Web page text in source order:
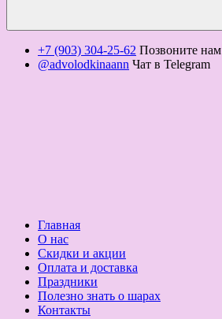
+7 (903) 304-25-62 Позвоните нам
@advolodkinaann Чат в Telegram
Главная
О нас
Скидки и акции
Оплата и доставка
Праздники
Полезно знать о шарах
Контакты